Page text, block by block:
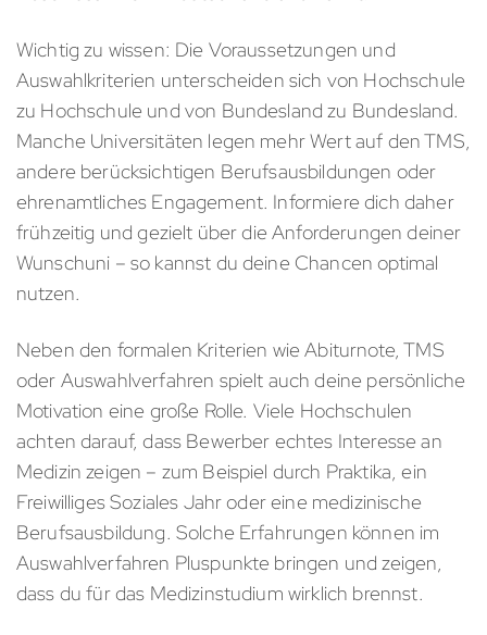
Wichtig zu wissen: Die Voraussetzungen und
Auswahlkriterien unterscheiden sich von Hochschule
zu Hochschule und von Bundesland zu Bundesland.
Manche Universitäten legen mehr Wert auf den TMS,
andere berücksichtigen Berufsausbildungen oder
ehrenamtliches Engagement. Informiere dich daher
frühzeitig und gezielt über die Anforderungen deiner
Wunschuni – so kannst du deine Chancen optimal
nutzen.
Neben den formalen Kriterien wie Abiturnote, TMS
oder Auswahlverfahren spielt auch deine persönliche
Motivation eine große Rolle. Viele Hochschulen
achten darauf, dass Bewerber echtes Interesse an
Medizin zeigen – zum Beispiel durch Praktika, ein
Freiwilliges Soziales Jahr oder eine medizinische
Berufsausbildung. Solche Erfahrungen können im
Auswahlverfahren Pluspunkte bringen und zeigen,
dass du für das Medizinstudium wirklich brennst.